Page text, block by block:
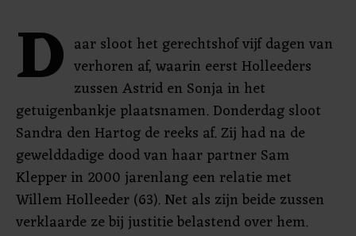
D aar sloot het gerechtshof vijf dagen van
verhoren af, waarin eerst Holleeders
zussen Astrid en Sonja in het
getuigenbankje plaatsnamen. Donderdag sloot
Sandra den Hartog de reeks af. Zij had na de
gewelddadige dood van haar partner Sam
Klepper in 2000 jarenlang een relatie met
Willem Holleeder (63). Net als zijn beide zussen
verklaarde ze bij justitie belastend over hem.